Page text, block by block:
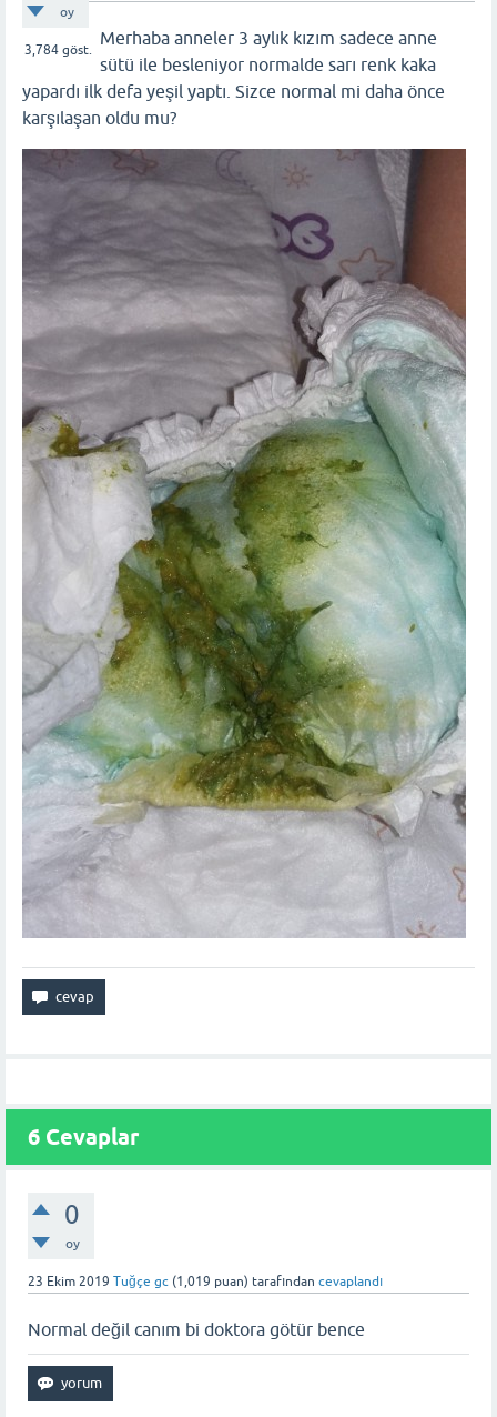
oy
3,784 göst.
Merhaba anneler 3 aylık kızım sadece anne
sütü ile besleniyor normalde sarı renk kaka
yapardı ilk defa yeşil yaptı. Sizce normal mi daha önce
karşılaşan oldu mu?
6 Cevaplar
0
oy
23 Ekim 2019 Tuğçe gc (1,019 puan) tarafından cevaplandı
Normal değil canım bi doktora götür bence